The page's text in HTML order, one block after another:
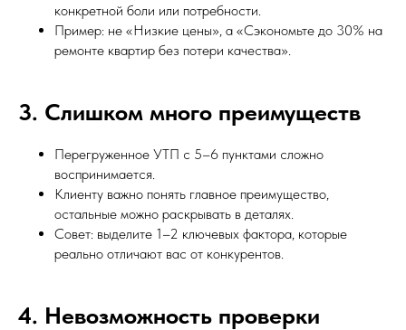
конкретной боли или потребности.
Пример: не «Низкие цены», а «Сэкономьте до 30% на
ремонте квартир без потери качества».
3. Слишком много преимуществ
Перегруженное УТП с 5–6 пунктами сложно
воспринимается.
Клиенту важно понять главное преимущество,
остальные можно раскрывать в деталях.
Совет: выделите 1–2 ключевых фактора, которые
реально отличают вас от конкурентов.
4. Невозможность проверки